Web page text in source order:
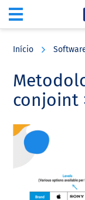
content
sidebar
Início
conjoint